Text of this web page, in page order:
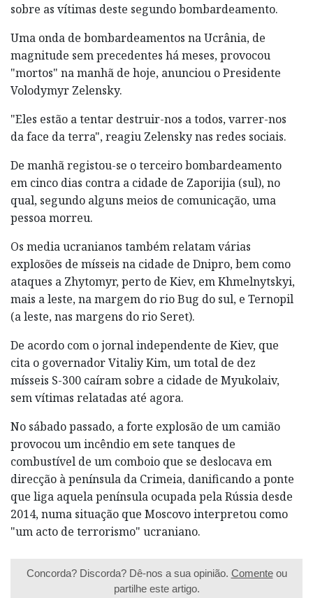
sobre as vítimas deste segundo bombardeamento.
Uma onda de bombardeamentos na Ucrânia, de
magnitude sem precedentes há meses, provocou
"mortos" na manhã de hoje, anunciou o Presidente
Volodymyr Zelensky.
"Eles estão a tentar destruir-nos a todos, varrer-nos
da face da terra", reagiu Zelensky nas redes sociais.
De manhã registou-se o terceiro bombardeamento
em cinco dias contra a cidade de Zaporijia (sul), no
qual, segundo alguns meios de comunicação, uma
pessoa morreu.
Os media ucranianos também relatam várias
explosões de mísseis na cidade de Dnipro, bem como
ataques a Zhytomyr, perto de Kiev, em Khmelnytskyi,
mais a leste, na margem do rio Bug do sul, e Ternopil
(a leste, nas margens do rio Seret).
De acordo com o jornal independente de Kiev, que
cita o governador Vitaliy Kim, um total de dez
mísseis S-300 caíram sobre a cidade de Myukolaiv,
sem vítimas relatadas até agora.
No sábado passado, a forte explosão de um camião
provocou um incêndio em sete tanques de
combustível de um comboio que se deslocava em
direcção à península da Crimeia, danificando a ponte
que liga aquela península ocupada pela Rússia desde
2014, numa situação que Moscovo interpretou como
"um acto de terrorismo" ucraniano.
Concorda? Discorda? Dê-nos a sua opinião. Comenteou
partilhe este artigo.